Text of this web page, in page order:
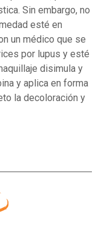
Sin embargo, no
esté en
un médico que se
por lupus y esté
disimula y
y aplica en forma
la decoloración y